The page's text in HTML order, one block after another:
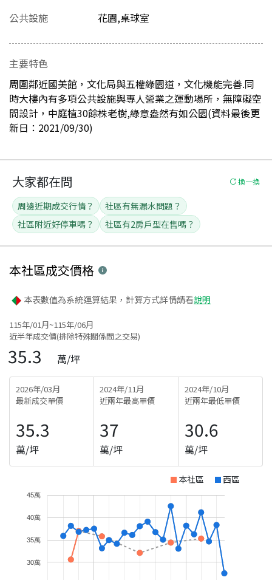
公共設施
花園,桌球室
主要特色
周圍鄰近國美館，文化局與五權綠園道，文化機能完善.同
時大樓內有多項公共設施與專人營業之運動場所，無障礙空
間設計，中庭植30餘株老樹,綠意盎然有如公園(資料最後更
新日：2021/09/30)
大家都在問 換一換
周邊近期成交行情？
社區有無漏水問題？
社區附近好停車嗎？
社區有2房戶型在售嗎？
本社區成交價格
本表數值為系統運算結果，計算方式詳情請看說明
115年/01月~115年/06月
近半年成交價(排除特殊關係間之交易)
35.3 萬/坪
2026年/03月
最新成交單價
35.3
萬/坪
2024年/11月
近兩年最高單價
37
萬/坪
2024年/10月
近兩年最低單價
30.6
萬/坪
本社區 西區
30萬
35萬
40萬
45萬